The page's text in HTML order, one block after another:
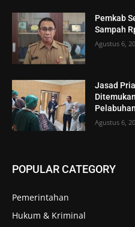
Pemkab
Sampah
Agustus 6,
Jasad
Agustus 6,
POPULAR CATEGORY
Pemerintahan
Hukum & Kriminal